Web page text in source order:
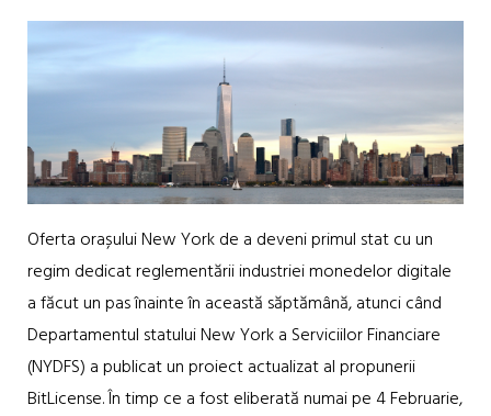
Oferta orașului New York de a deveni primul stat cu un
regim dedicat reglementării industriei monedelor digitale
a făcut un pas înainte în această săptămână, atunci când
Departamentul statului New York a Serviciilor Financiare
(NYDFS) a publicat un proiect actualizat al propunerii
BitLicense. În timp ce a fost eliberată numai pe 4 Februarie,